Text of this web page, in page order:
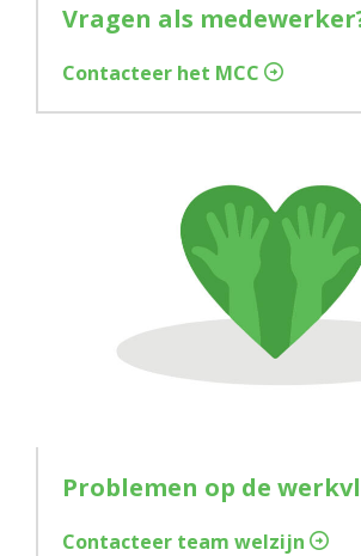
Vragen als
Contacteer het MCC
Problemen op de
Contacteer team welzijn